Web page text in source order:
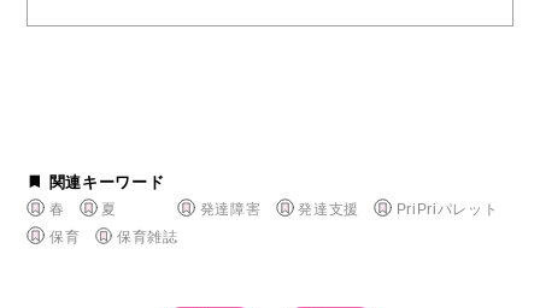
関連キーワード
春 夏 発達障害 発達支援
PriPriパレット
保育
保育雑誌